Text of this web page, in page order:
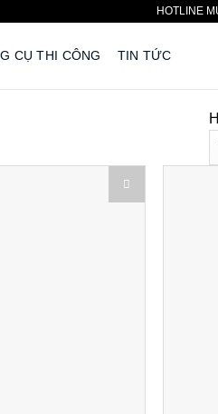
HOTLINE
CỤ THI CÔNG TIN TỨC